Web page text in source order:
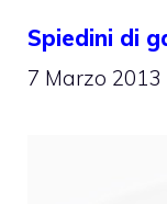
Spiedini di
7 Marzo 2013